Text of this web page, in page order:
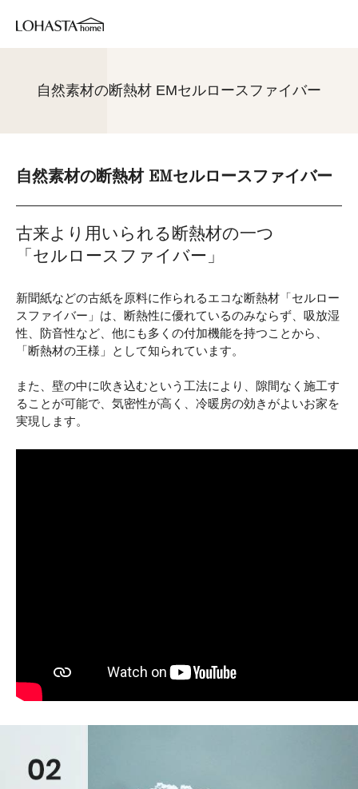
自然素材の断熱材 EMセルロースファイバー
自然素材の断熱材 EMセルロースファイバー
古来より用いられる断熱材の一つ
「セルロースファイバー」
新聞紙などの古紙を原料に作られるエコな断熱材「セルロー
スファイバー」は、断熱性に優れているのみならず、吸放湿
性、防音性など、他にも多くの付加機能を持つことから、
「断熱材の王様」として知られています。
また、壁の中に吹き込むという工法により、隙間なく施工す
ることが可能で、気密性が高く、冷暖房の効きがよいお家を
実現します。